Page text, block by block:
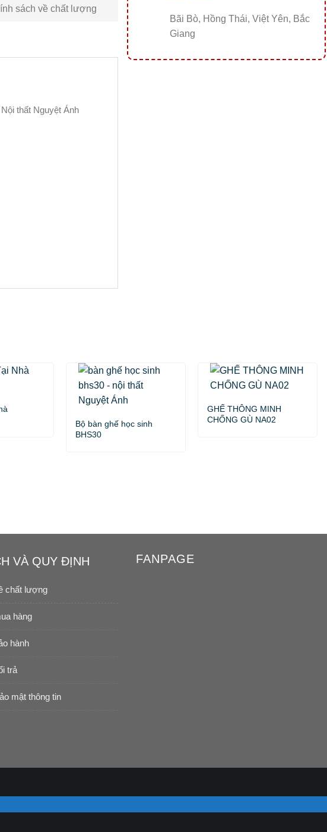
sách về chất lượng
thất Nguyệt Ánh
Bãi Bò, Hồng Thái, Việt Yên, Bắc
Giang
Bộ bàn ghế học sinh
BHS30
GHẾ THÔNG MINH
CHỐNG GÙ NA02
VÀ QUY ĐỊNH
chất lượng
hàng
hành
trả
mật thông tin
FANPAGE